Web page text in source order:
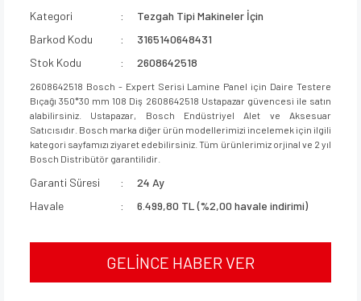
Kategori
Tezgah Tipi Makineler İçin
Barkod Kodu
3165140648431
Stok Kodu
2608642518
2608642518 Bosch - Expert Serisi Lamine Panel için Daire Testere
Bıçağı 350*30 mm 108 Diş 2608642518 Ustapazar güvencesi ile satın
alabilirsiniz. Ustapazar, Bosch Endüstriyel Alet ve Aksesuar
Satıcısıdır. Bosch marka diğer ürün modellerimizi incelemek için ilgili
kategori sayfamızı ziyaret edebilirsiniz. Tüm ürünlerimiz orjinal ve 2 yıl
Bosch Distribütör garantilidir.
Garanti Süresi
24 Ay
Havale
6.499,80 TL (%2,00 havale indirimi)
GELİNCE HABER VER